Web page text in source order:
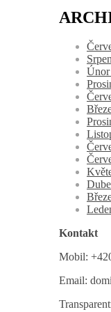
Kontakt
Mobil:
Email: